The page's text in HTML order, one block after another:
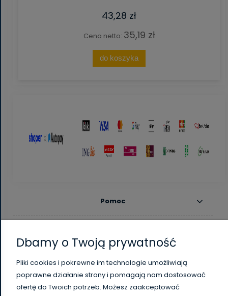
43,28 zł
Cena netto: 35,19 zł
do koszyka
Pomoc
Informacje
Dbamy o Twoją prywatność
Pliki cookies i pokrewne im technologie umożliwiają
poprawne działanie strony i pomagają nam dostosować
ofertę do Twoich potrzeb. Możesz zaakceptować